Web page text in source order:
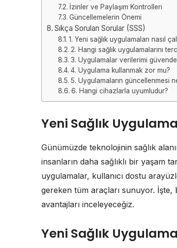
İzinler ve Paylaşım Kontrolleri
Güncellemelerin Önemi
Sıkça Sorulan Sorular (SSS)
1. Yeni sağlık uygulamaları nasıl
2. Hangi sağlık uygulamalarını
3. Uygulamalar verilerimi
4. Uygulama kullanmak zor mu?
5. Uygulamaların güncellenmesi
6. Hangi cihazlarla uyumludur?
Yeni Sağlık
Günümüzde teknolojinin sağlık
insanların daha sağlıklı bir yaşam
uygulamalar, kullanıcı dostu
gereken tüm araçları sunuyor. İşte,
avantajları inceleyeceğiz.
Yeni Sağlık